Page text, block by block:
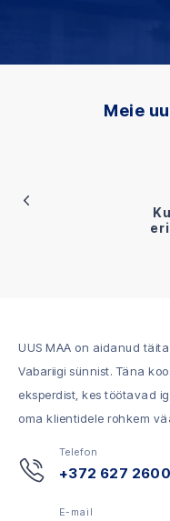
Meie
UUS MAA on aidanud
Vabariigi sünnist. Täna
eksperdist, kes töötavad
oma klientidele rohkem
Telefon
+372 627 2600
E-mail